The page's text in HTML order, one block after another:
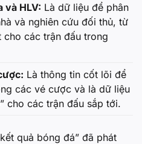
và HLV: Là dữ liệu để phân
và nghiên cứu đối thủ, từ
cho các trận đấu trong
Là thông tin cốt lõi để
các vé cược và là dữ liệu
cho các trận đấu sắp tới.
quả bóng đá” đã phát